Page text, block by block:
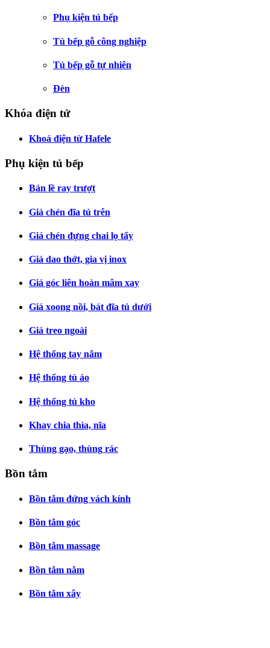
Phụ kiện tủ bếp
Tủ bếp gỗ công nghiệp
Tủ bếp gỗ tự nhiên
Đèn
Khóa điện tử
Khoá điện từ Hafele
Phụ kiện tủ bếp
Bản lề ray trượt
Giá chén đĩa tủ trên
Giá chén đựng chai lọ tẩy
Giá dao thớt, gia vị inox
Giá góc liên hoàn mâm xay
Giá xoong nồi, bát đĩa tủ dưới
Giá treo ngoài
Hệ thống tay nắm
Hệ thống tủ áo
Hệ thống tủ kho
Khay chia thìa, nĩa
Thùng gạo, thùng rác
Bồn tắm
Bồn tắm đứng vách kính
Bồn tắm góc
Bồn tắm massage
Bồn tắm nằm
Bồn tắm xây